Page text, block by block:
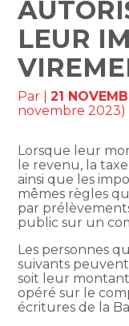
LEUR
Par |21
novembre 2023)
Lorsque leur
le revenu, la
ainsi que les
mêmes règles
par
public sur un
Les personnes
suivants
soit leur
opéré sur le
écritures de la